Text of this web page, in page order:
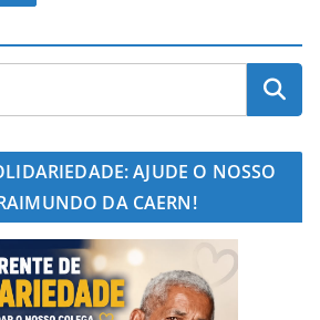
AJUDE O NOSSO
DA CAERN!